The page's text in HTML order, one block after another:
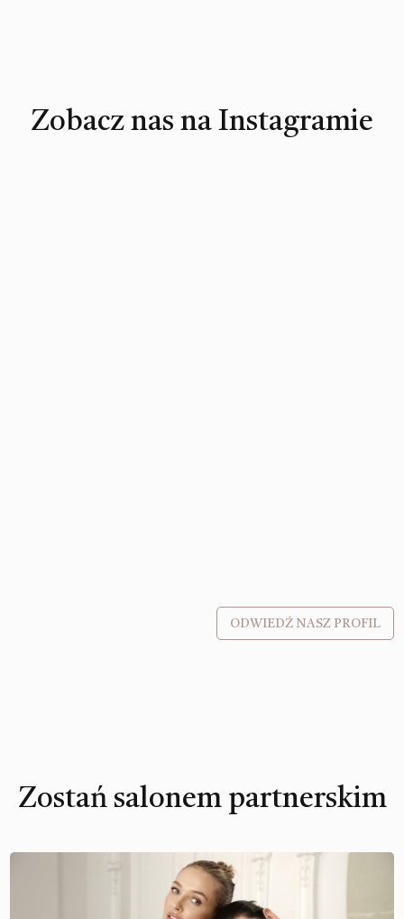
Zobacz nas na Instagramie
ODWIEDŹ NASZ PROFIL
Zostań salonem partnerskim